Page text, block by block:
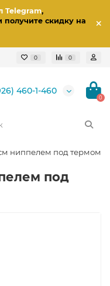
Telegram,
получите скидку на
0 0
460-1-460
0
ниппелем под
под